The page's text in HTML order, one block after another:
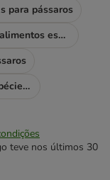
para pássaros
Suplementos e alimentos especiais
Produtos para várias espécies de aves
teve nos últimos 30